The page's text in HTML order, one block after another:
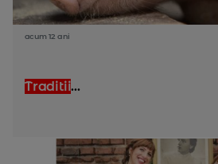
acum 12 ani
Traditii...